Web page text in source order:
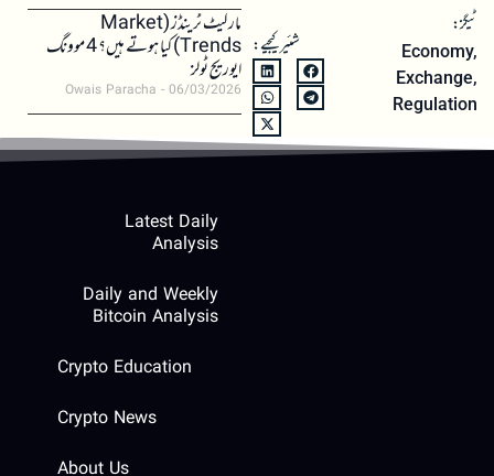
ٹیگز:
Economy,
Exchange,
Regulation
شئیر کیجیے:
مارکیٹ ٹرینڈز (Market
Trends) کیا ہوتے ہیں؟ 4 موونگ
ایوریج ٹولز
Owais Paracha 06/03/2026
Latest Daily
Analysis
Daily and Weekly
Bitcoin Analysis
Crypto Education
Crypto News
About Us